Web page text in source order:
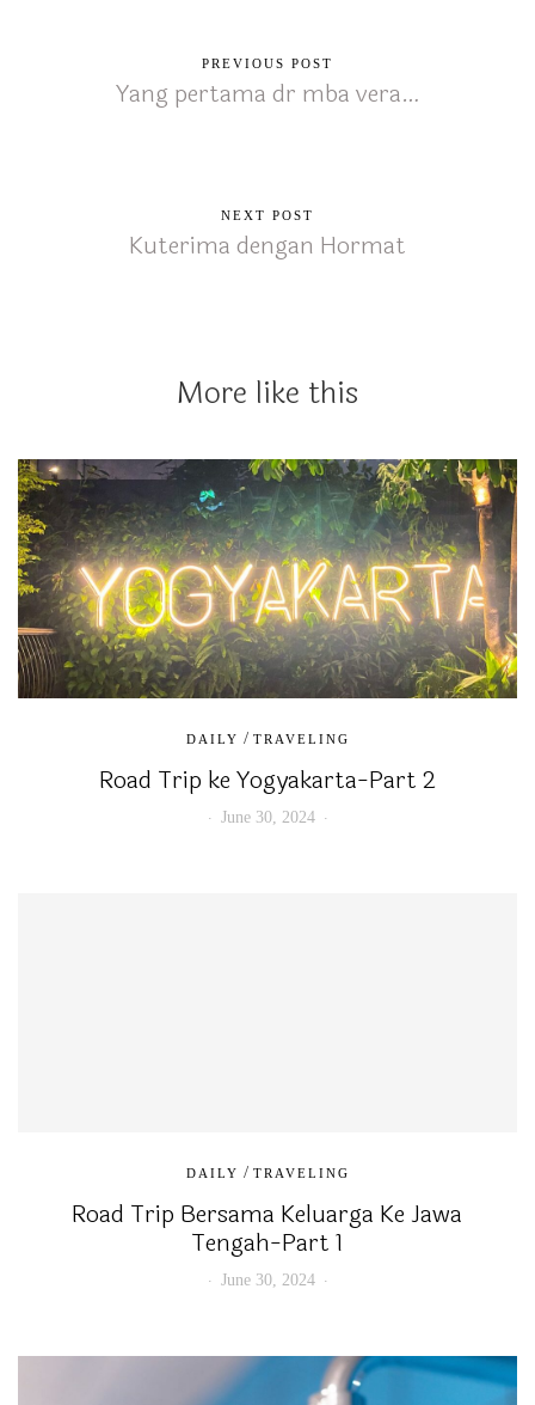
PREVIOUS POST
Yang pertama dr mba vera…
NEXT POST
Kuterima dengan Hormat
More like this
DAILY / TRAVELING
Road Trip ke Yogyakarta-Part 2
June 30, 2024
DAILY / TRAVELING
Road Trip Bersama Keluarga Ke Jawa
Tengah-Part 1
June 30, 2024